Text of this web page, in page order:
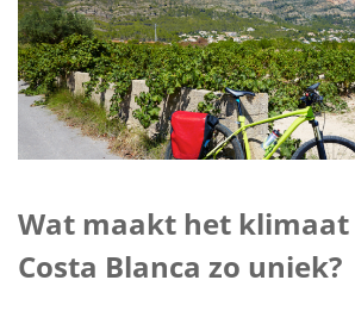
Wat maakt het klimaat
Costa Blanca zo uniek?